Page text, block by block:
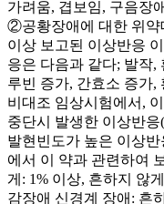
가려움, 겹보임, 구음장
②공황장애에 대한 위약
이상 보고된 이상반응
응은 다음과 같다; 발작,
루빈 증가, 간효소 증가
비대조 임상시험에서,
중단시 발생한 이상반
발현빈도가 높은 이상
에서 이 약과 관련하여
게: 1% 이상, 흔하지 않
감장애 신경계 장애: 흔